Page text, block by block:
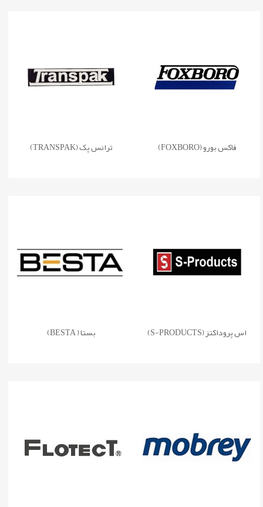
فاکس بورو (FOXBORO) ترانس پک (TRANSPAK)
اس پروداکتز (S-PRODUCTS) بستا ( BESTA)